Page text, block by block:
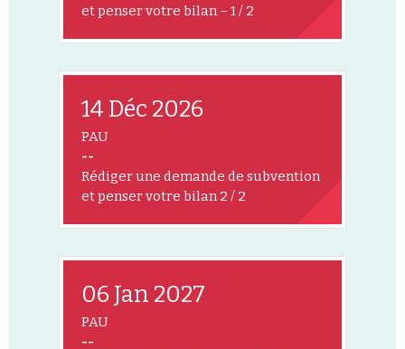
et penser votre bilan – 1 / 2
14 Déc 2026
PAU
--
Rédiger une demande de subvention
et penser votre bilan 2 / 2
06 Jan 2027
PAU
--